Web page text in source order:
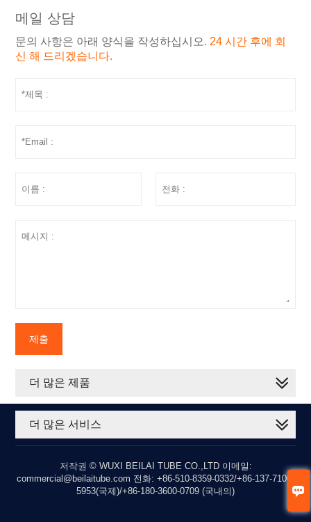

메일 상담
문의 사항은 아래 양식을 작성하십시오. 24 시간 후에 회
신 해 드리겠습니다.
제출
더 많은 제품
더 많은 서비스
저작권 © WUXI BEILAI TUBE CO.,LTD 이메일:
commercial@beilaitube.com 전화: +86-510-8359-0332/+86-137-7100-
5953(국제)/+86-180-3600-0709 (국내의)